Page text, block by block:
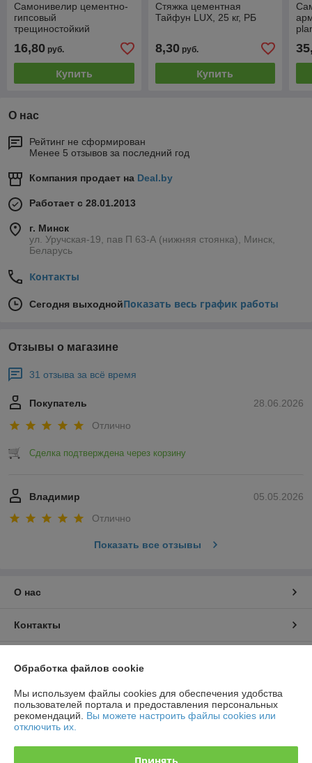
Самонивелир цементно-
гипсовый
трещиностойкий
KNAUF TITALIN, 20 кг, РФ
16,80 руб.
Купить
Стяжка цементная
Тайфун LUX, 25 кг, РБ
8,30руб.
Купить
О нас
Рейтинг не сформирован
Менее 5 отзывов за последний год
Компания продает на Deal.by
Работает с 28.01.2013
г. Минск
ул. Уручская-19, пав П 63-А (нижняя стоянка), Минск,
Беларусь
Контакты
Сегодня выходнойПоказать весь график работы
Отзывы о магазине
31 отзыва за всё время
28.06.2026
Покупатель
Отлично
Сделка подтверждена через корзину
05.05.2026
Владимир
Отлично
Показать все отзывы
О нас
Контакты
График работы
Полная версия сайта
Политика обработки cookies
Обработка файлов cookie
Мы используем файлы cookies для обеспечения удобства
пользователей портала и предоставления персональных
рекомендаций. Вы можете настроить файлы cookies или
отключить их.
Принять